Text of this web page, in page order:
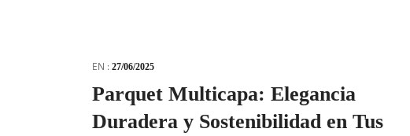
EN : 27/06/2025
Parquet Multicapa: Elegancia
Duradera y Sostenibilidad en Tus